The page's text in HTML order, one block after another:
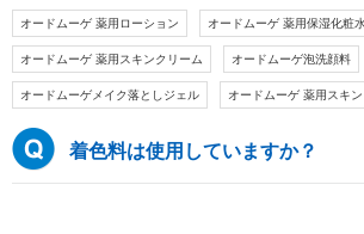
オードムーゲ 薬用ローション オードムーゲ 薬用保湿化粧水
オードムーゲ 薬用スキンクリーム オードムーゲ泡洗顔料
オードムーゲメイク落としジェル オードムーゲ 薬用スキン
着色料は使用していますか？